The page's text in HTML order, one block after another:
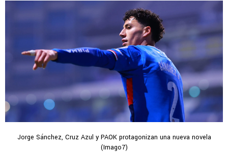
Jorge Sánchez, Cruz Azul y PAOK protagonizan una nueva novela
(Imago7)